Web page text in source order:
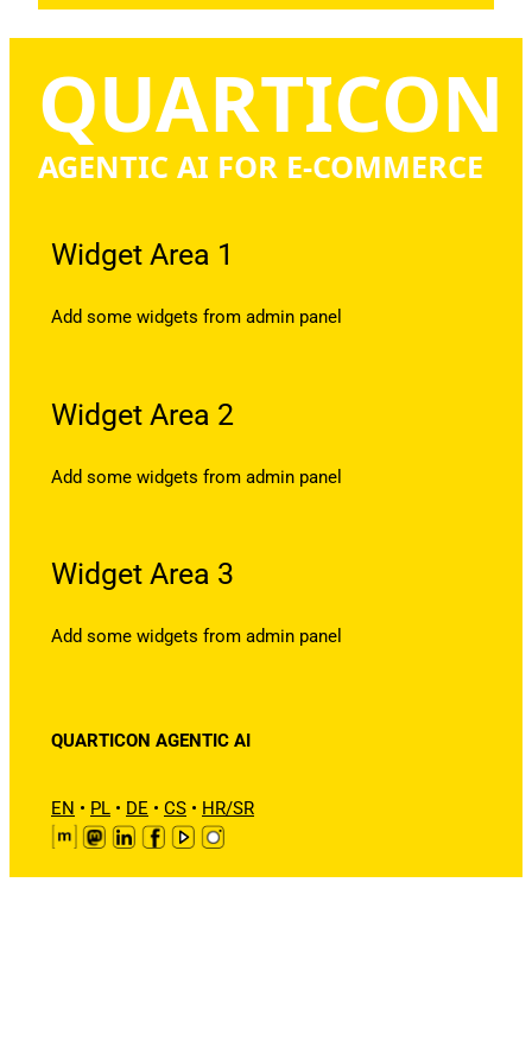
QUARTICON
AGENTIC AI FOR E-COMMERCE
Widget Area 1
Add some widgets from admin panel
Widget Area 2
Add some widgets from admin panel
Widget Area 3
Add some widgets from admin panel
QUARTICON AGENTIC AI
EN • PL • DE • CS • HR/SR